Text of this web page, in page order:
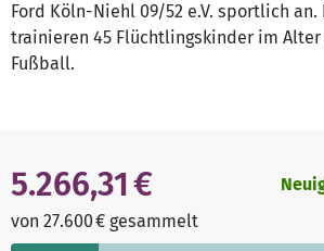
Ford Köln-Niehl 09/52 e.V. sportlich
trainieren 45 Flüchtlingskinder im Alter
Fußball.
5.266,31 €
von 27.600 € gesammelt